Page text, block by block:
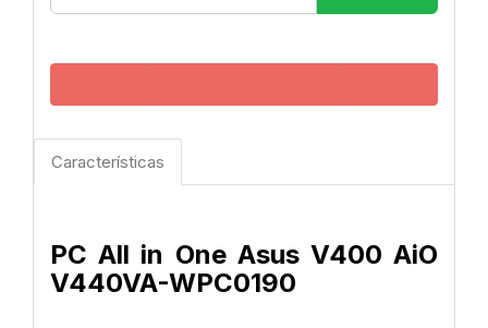
Características
PC All in One Asus V400 AiO
V440VA-WPC0190